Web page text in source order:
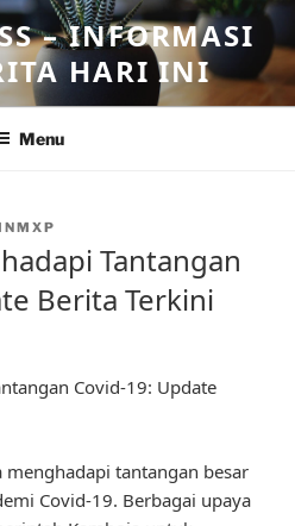
– INFORMASI
HARI INI
Menu
Tantangan
Berita Terkini
Covid-19: Update
menghadapi tantangan besar
Covid-19. Berbagai upaya